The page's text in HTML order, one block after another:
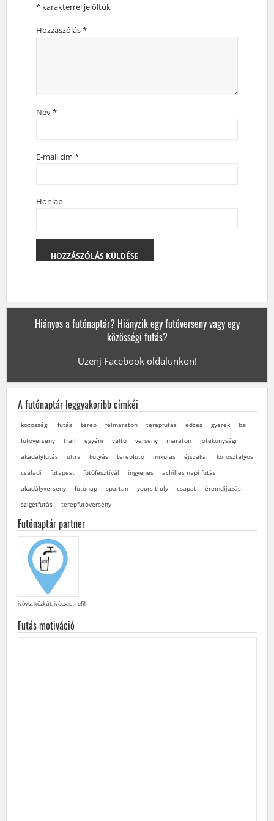
*karakterrel jelöltük
Hozzászólás*
Név*
E-mail cím *
Honlap
Hiányos a futónaptár? Hiányzik egy futóverseny vagy egy
közösségi futás?
Üzenj Facebook oldalunkon!
A futónaptár leggyakoribb címkéi
közösségi futás terep félmaraton terepfutás edzés gyerek
bsi
futóverseny
trail egyéni váltó verseny maraton
jótékonysági
akadályfutás
ultra kutyás terepfutó mikulás éjszakai
korosztályos
családi
futapest futófesztivál ingyenes
achilles napi futás
akadályverseny
futónap spartan yours truly csapat
éremdíjazás
szigetfutás
terepfutóverseny
Futónaptár partner
ivóvíz, közkút, ivócsap, refill
Futás motiváció